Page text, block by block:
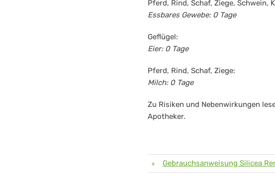
Pferd, Rind, Schaf, Ziege, Schwein,
Essbares Gewebe: 0 Tage
Geflügel:
Eier: 0 Tage
Pferd, Rind, Schaf, Ziege:
Milch: 0 Tage
Zu Risiken und Nebenwirkungen
Apotheker.
Gebrauchsanweisung Silicea